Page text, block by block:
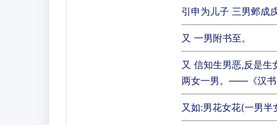
引申为儿子 三男邺成
又 一男附书至。
又 信知生男恶,反是
两女一男。——《汉书·
又如:男花女花(一男半